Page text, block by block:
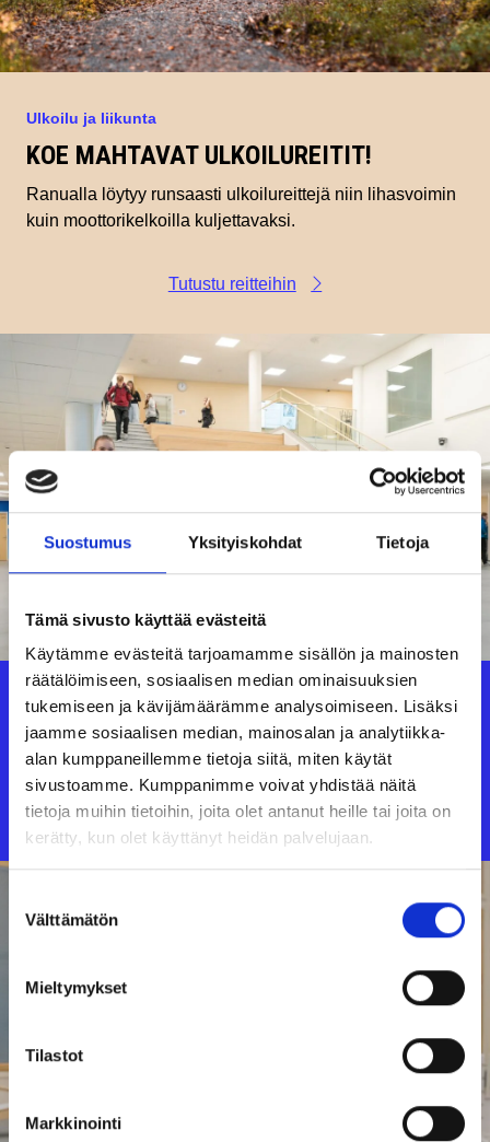
Suostumus Yksityiskohdat Tietoja
Tämä sivusto käyttää evästeitä
Käytämme evästeitä tarjoamamme sisällön ja mainosten
räätälöimiseen, sosiaalisen median ominaisuuksien
tukemiseen ja kävijämäärämme analysoimiseen. Lisäksi
jaamme sosiaalisen median, mainosalan ja analytiikka-
alan kumppaneillemme tietoja siitä, miten käytät
sivustoamme. Kumppanimme voivat yhdistää näitä
tietoja muihin tietoihin, joita olet antanut heille tai joita on
kerätty, kun olet käyttänyt heidän palvelujaan.
valinta
Välttämätön
Mieltymykset
Tilastot
Markkinointi
Ulkoilu ja liikunta
KOE MAHTAVAT ULKOILUREITIT!
Ranualla löytyy runsaasti ulkoilureittejä niin lihasvoimin
kuin moottorikelkoilla kuljettavaksi.
Tutustu reitteihin
PIeni ja yhteisöllinen
RANUAN LUKIO
Tutustu!